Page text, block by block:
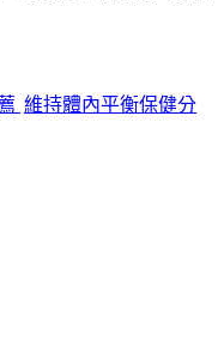
維持體內平衡保健分